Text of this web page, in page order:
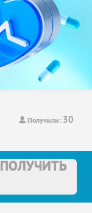
Получили: 30
ПОЛУЧИТЬ